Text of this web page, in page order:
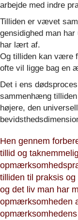
arbejde med indre
Tilliden er vævet
gensidighed man
har lært af.
Og tilliden kan være
ofte vil ligge bag en
Det i ens
sammenhæng
højere, den
Hen gennem
tillid og
tilliden til praksis
og det liv man har
opmærksomheden
opmærksomhedens